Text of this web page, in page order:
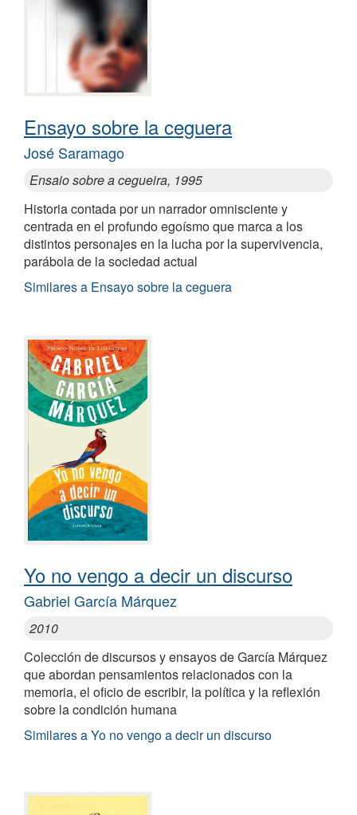
Ensayo sobre la ceguera
José Saramago
Ensaio sobre a cegueira, 1995
Historia contada por un narrador omnisciente y
centrada en el profundo egoísmo que marca a los
distintos personajes en la lucha por la supervivencia,
parábola de la sociedad actual
Similares a Ensayo sobre la ceguera
Yo no vengo a decir un discurso
Gabriel García Márquez
2010
Colección de discursos y ensayos de García Márquez
que abordan pensamientos relacionados con la
memoria, el oficio de escribir, la política y la reflexión
sobre la condición humana
Similares a Yo no vengo a decir un discurso